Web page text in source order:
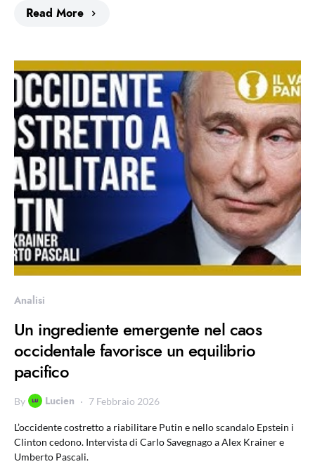
Read More
Analisi
Un ingrediente emergente nel caos
occidentale favorisce un equilibrio
pacifico
By Lucien 7 Febbraio 2026
L’occidente costretto a riabilitare Putin e nello scandalo Epstein i
Clinton cedono. Intervista di Carlo Savegnago a Alex Krainer e
Umberto Pascali.